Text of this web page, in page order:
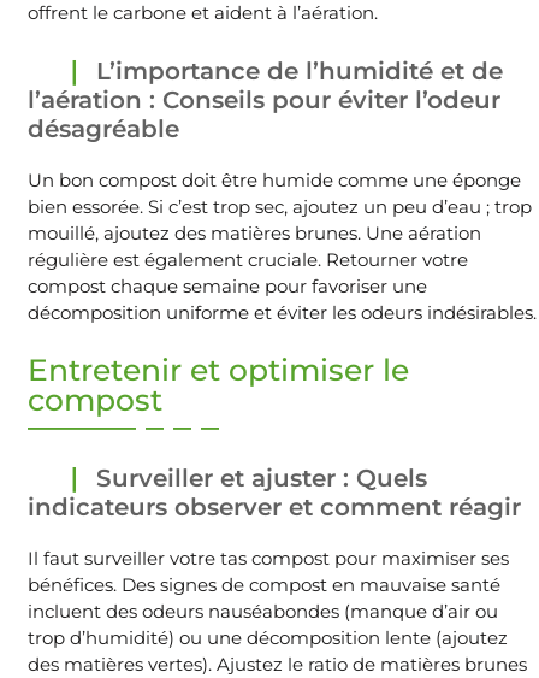
offrent le carbone et aident à l’aération.
L’importance de l’humidité et de
l’aération : Conseils pour éviter l’odeur
désagréable
Un bon compost doit être humide comme une éponge
bien essorée. Si c’est trop sec, ajoutez un peu d’eau ; trop
mouillé, ajoutez des matières brunes. Une aération
régulière est également cruciale. Retourner votre
compost chaque semaine pour favoriser une
décomposition uniforme et éviter les odeurs indésirables.
Entretenir et optimiser le
compost
Surveiller et ajuster : Quels
indicateurs observer et comment réagir
Il faut surveiller votre tas compost pour maximiser ses
bénéfices. Des signes de compost en mauvaise santé
incluent des odeurs nauséabondes (manque d’air ou
trop d’humidité) ou une décomposition lente (ajoutez
des matières vertes). Ajustez le ratio de matières brunes